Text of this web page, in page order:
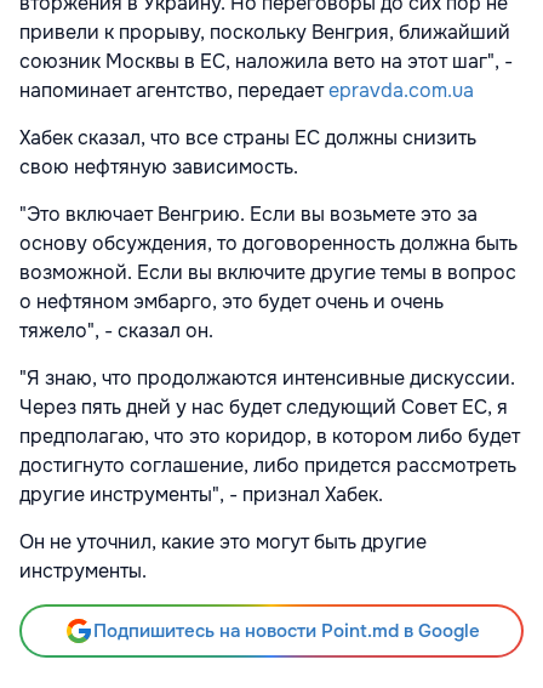
привели к прорыву, поскольку Венгрия, ближайший
союзник Москвы в ЕС, наложила вето на этот шаг", -
напоминает агентство, передаетepravda.com.ua
Хабек сказал, что все страны ЕС должны снизить
свою нефтяную зависимость.
"Это включает Венгрию. Если вы возьмете это за
основу обсуждения, то договоренность должна быть
возможной. Если вы включите другие темы в вопрос
о нефтяном эмбарго, это будет очень и очень
тяжело", - сказал он.
"Я знаю, что продолжаются интенсивные дискуссии.
Через пять дней у нас будет следующий Совет ЕС, я
предполагаю, что это коридор, в котором либо будет
достигнуто соглашение, либо придется рассмотреть
другие инструменты", - признал Хабек.
Он не уточнил, какие это могут быть другие
инструменты.
Подпишитесь на новости Point.md в Google